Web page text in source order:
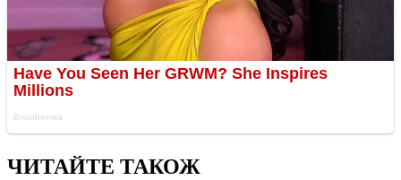
ЧИТАЙТЕ ТАКОЖ